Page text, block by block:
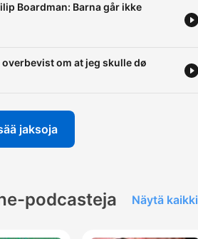
Boardman: Barna går ikke
om at jeg skulle dø
jaksoja
podcasteja Näytä kaikki